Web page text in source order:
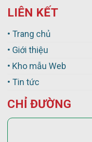
LIÊN KẾT
• Trang chủ
• Giới thiệu
• Kho mẫu Web
• Tin tức
CHỈ ĐƯỜNG